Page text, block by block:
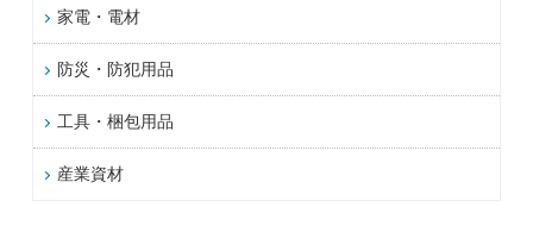
家電・電材
防災・防犯用品
工具・梱包用品
産業資材